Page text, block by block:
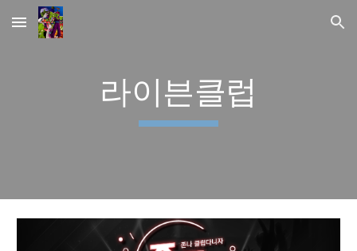
Skip to main content Skip to navigation
라이븐클럽